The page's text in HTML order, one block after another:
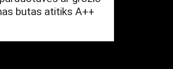
butas atitiks A++